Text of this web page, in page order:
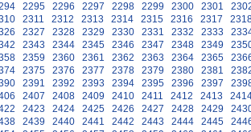
2295 2296 2297 2298 2299 2300 2301
2311 2312 2313 2314 2315 2316 2317
2327 2328 2329 2330 2331 2332 2333
2343 2344 2345 2346 2347 2348 2349
2359 2360 2361 2362 2363 2364 2365
2375 2376 2377 2378 2379 2380 2381
2391 2392 2393 2394 2395 2396 2397
2407 2408 2409 2410 2411 2412 2413
2423 2424 2425 2426 2427 2428 2429
2439 2440 2441 2442 2443 2444 2445